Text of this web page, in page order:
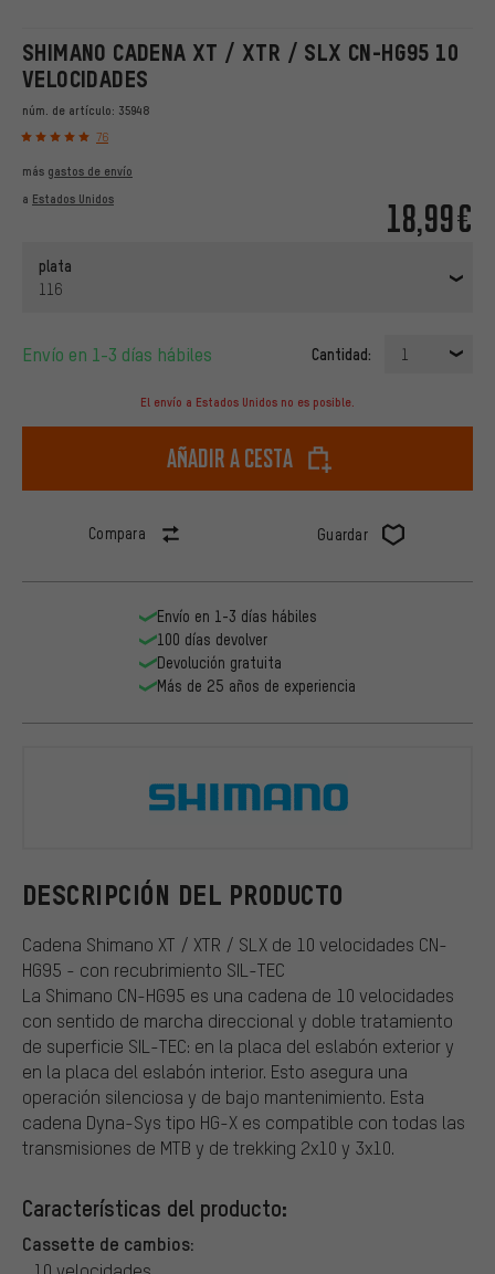
SHIMANO CADENA XT / XTR / SLX CN-HG95 10
VELOCIDADES
núm. de artículo: 35948
76
18,99€
más gastos de envío
a Estados Unidos
plata
116
Envío en 1-3 días hábiles Cantidad: 1
El envío a Estados Unidos no es posible.
Añadir a cesta
Compara Guardar
DESCRIPCIÓN DEL PRODUCTO
Cadena Shimano XT / XTR / SLX de 10 velocidades CN-
HG95 - con recubrimiento SIL-TEC
La Shimano CN-HG95 es una cadena de 10 velocidades
con sentido de marcha direccional y doble tratamiento
de superficie SIL-TEC: en la placa del eslabón exterior y
en la placa del eslabón interior. Esto asegura una
operación silenciosa y de bajo mantenimiento. Esta
cadena Dyna-Sys tipo HG-X es compatible con todas las
transmisiones de MTB y de trekking 2x10 y 3x10.
Características del producto:
Cassette de cambios:
Envío en 1-3 días hábiles
100 días devolver
Devolución gratuita
Más de 25 años de experiencia
Shimano